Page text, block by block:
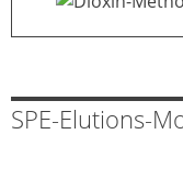
SPE-Elutions-